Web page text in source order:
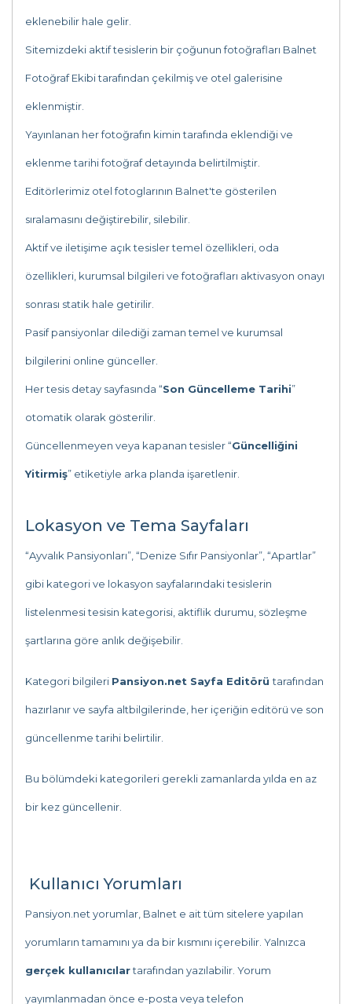
eklenebilir hale gelir.
Sitemizdeki aktif tesislerin bir çoğunun fotoğrafları Balnet
Fotoğraf Ekibi tarafından çekilmiş ve otel galerisine
eklenmiştir.
Yayınlanan her fotoğrafın kimin tarafında eklendiği ve
eklenme tarihi fotoğraf detayında belirtilmiştir.
Editörlerimiz otel fotoglarının Balnet'te gösterilen
sıralamasını değiştirebilir, silebilir.
Aktif ve iletişime açık tesisler temel özellikleri, oda
özellikleri, kurumsal bilgileri ve fotoğrafları aktivasyon onayı
sonrası statik hale getirilir.
Pasif pansiyonlar dilediği zaman temel ve kurumsal
bilgilerini online günceller.
Her tesis detay sayfasında “Son Güncelleme Tarihi”
otomatik olarak gösterilir.
Güncellenmeyen veya kapanan tesisler “Güncelliğini
Yitirmiş” etiketiyle arka planda işaretlenir.
Lokasyon ve Tema Sayfaları
“Ayvalık Pansiyonları”, “Denize Sıfır Pansiyonlar”, “Apartlar”
gibi kategori ve lokasyon sayfalarındaki tesislerin
listelenmesi tesisin kategorisi, aktiflik durumu, sözleşme
şartlarına göre anlık değişebilir.
Kategori bilgileri Pansiyon.net Sayfa Editörütarafından
hazırlanır ve sayfa altbilgilerinde, her içeriğin editörü ve son
güncellenme tarihi belirtilir.
Bu bölümdeki kategorileri gerekli zamanlarda yılda en az
bir kez güncellenir.
Kullanıcı Yorumları
Pansiyon.net yorumlar, Balnet e ait tüm sitelere yapılan
yorumların tamamını ya da bir kısmını içerebilir. Yalnızca
gerçek kullanıcılartarafından yazılabilir. Yorum
yayımlanmadan önce e-posta veya telefon